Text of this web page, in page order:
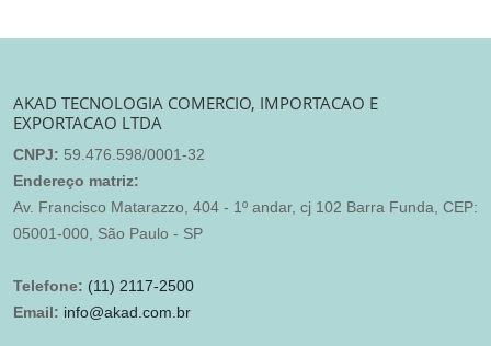
AKAD TECNOLOGIA COMERCIO, IMPORTACAO E
EXPORTACAO LTDA
CNPJ: 59.476.598/0001-32
Endereço matriz:
Av. Francisco Matarazzo, 404 - 1º andar, cj 102 Barra Funda, CEP:
05001-000, São Paulo - SP
Telefone: (11) 2117-2500
Email: info@akad.com.br